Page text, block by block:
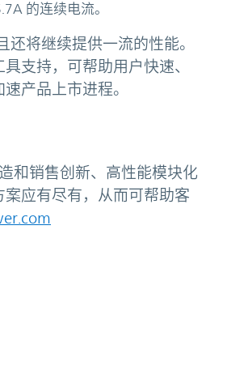
的连续电流。
将继续提供一流的性能。
支持，可帮助用户快速、
产品上市进程。
和销售创新、高性能模块化
应有尽有，从而可帮助客